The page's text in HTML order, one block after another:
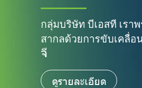
กลุ่มบริษัท บีเอสที เรา
สากลด้วยการขับเคลื่อ
จี
ดูรายละเอียด